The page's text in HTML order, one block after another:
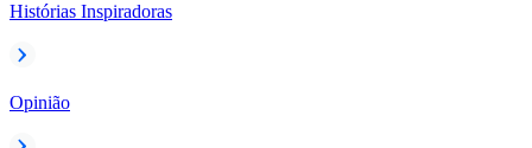
Histórias Inspiradoras
Opinião